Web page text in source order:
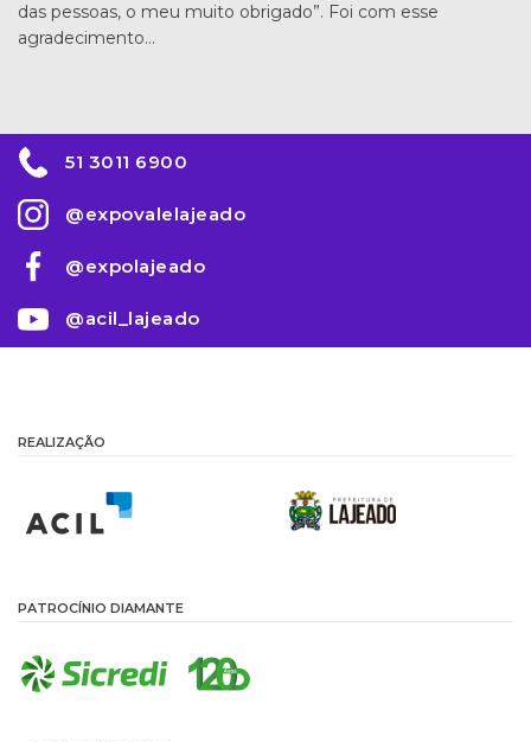
das pessoas, o meu muito obrigado”. Foi com esse
agradecimento…
51 3011 6900
@expovalelajeado
@expolajeado
@acil_lajeado
REALIZAÇÃO
PATROCÍNIO DIAMANTE